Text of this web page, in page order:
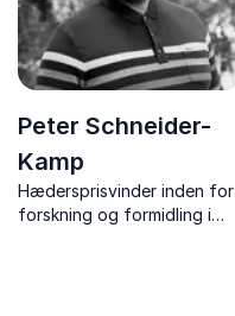
Peter Schneider-
Kamp
Hædersprisvinder inden for
forskning og formidling i